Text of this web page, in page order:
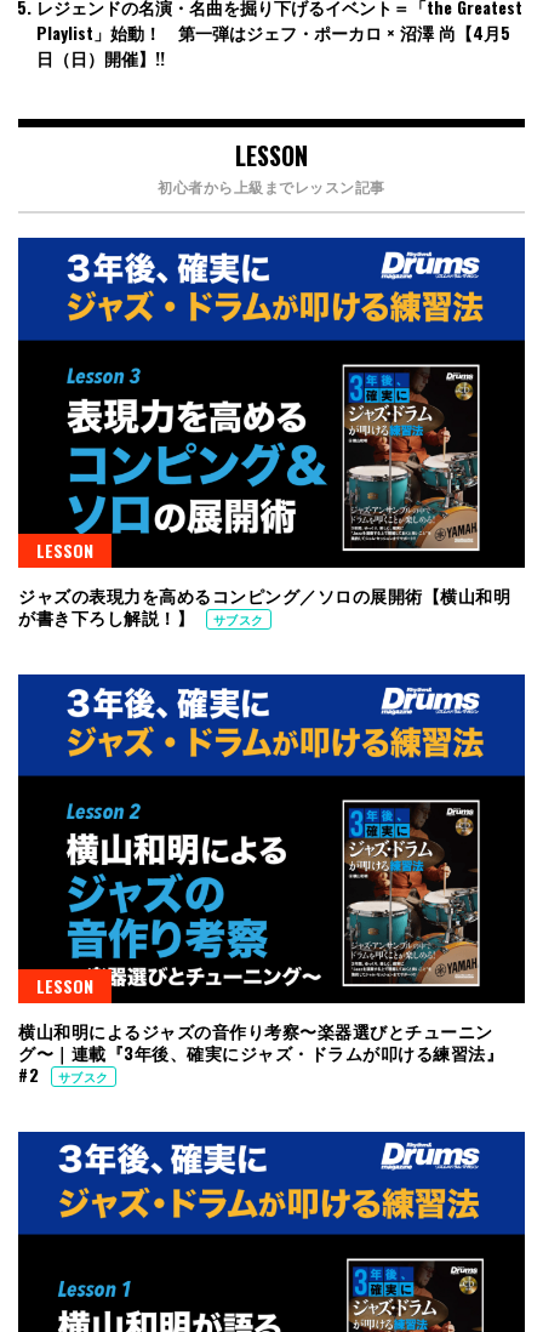
レジェンドの名演・名曲を掘り下げるイベント＝「the Greatest
Playlist」始動！ 第一弾はジェフ・ポーカロ × 沼澤 尚【4月5
日（日）開催】!!
LESSON
初心者から上級までレッスン記事
LESSON
ジャズの表現力を高めるコンピング／ソロの展開術【横山和明
が書き下ろし解説！】
サブスク
LESSON
横山和明によるジャズの音作り考察〜楽器選びとチューニン
グ〜｜連載『3年後、確実にジャズ・ドラムが叩ける練習法』
#2
サブスク